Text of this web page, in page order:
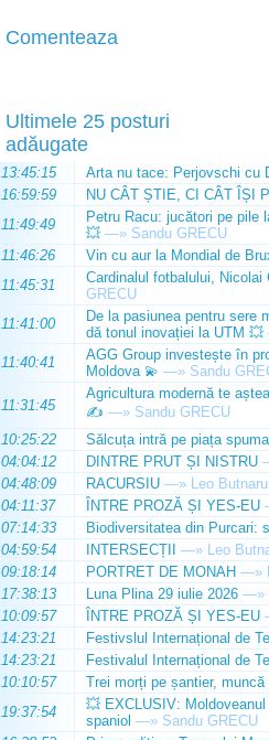
Comenteaza
Ultimele 25 posturi
adăugate
13:45:15
Arta nu tace: Perjovschi cu
16:59:59
NU CÂT ȘTIE, CI CÂT ÎȘI
11:49:49
Petru Racu: jucători pe pile
💥 —» Sandu GRECU
11:46:26
Vin cu aur la Mondial de
11:45:31
Cardinalul fotbalului,
GRECU
11:41:00
De la pasiunea pentru sere
dă tonul inovației la UTM 💥
11:40:41
AGG Group investește în
Moldova 💫 —» Sandu
11:31:45
Agricultura modernă te
✍️ —» Sandu GRECU
10:25:22
Sălcuța intră pe piața
04:04:12
DINTRE PRUT ȘI NISTRU
04:48:09
RACURSIU —» Leo Butnaru
04:11:37
ÎNTRE PROZĂ ȘI YES-EU
07:14:33
Biodiversitatea din Purcari:
04:59:54
INTERSECȚII —» Leo
09:18:14
PORTRET DE MONAH —»
17:38:13
Luna Plina 29 iulie 2026 —»
10:09:57
ÎNTRE PROZĂ ȘI YES-EU
14:23:21
Festivslul Internațional de
14:23:21
Festivalul Internațional de
10:10:57
Trei morți pe șantier, muncă
19:37:54
💥 EXCLUSIV:
spaniol —» Sandu GRECU